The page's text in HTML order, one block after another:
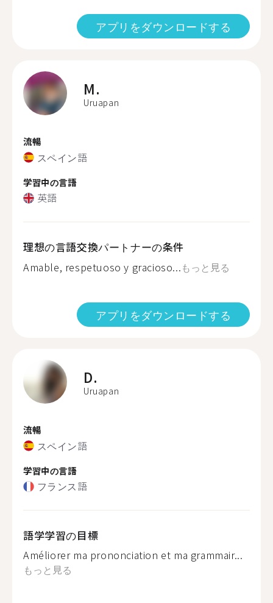
アプリをダウンロードする
M.
Uruapan
流暢
スペイン語
学習中の言語
英語
理想の言語交換パートナーの条件
Amable, respetuoso y gracioso...もっと見る
アプリをダウンロードする
D.
Uruapan
流暢
スペイン語
学習中の言語
フランス語
語学学習の目標
Améliorer ma prononciation et ma grammair...
もっと見る